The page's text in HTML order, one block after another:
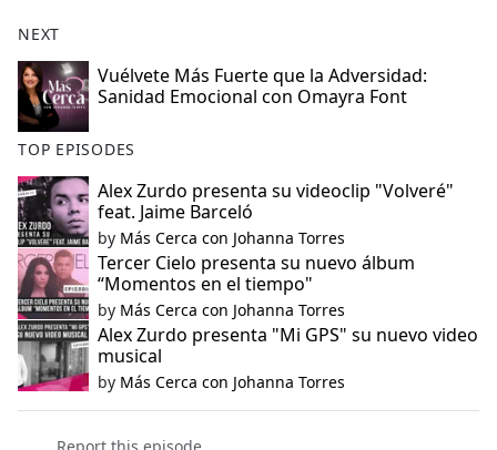
NEXT
Vuélvete Más Fuerte que la Adversidad:
Sanidad Emocional con Omayra Font
TOP EPISODES
Alex Zurdo presenta su videoclip "Volveré"
feat. Jaime Barceló
by Más Cerca con Johanna Torres
Tercer Cielo presenta su nuevo álbum
“Momentos en el tiempo"
by Más Cerca con Johanna Torres
Alex Zurdo presenta "Mi GPS" su nuevo video
musical
by Más Cerca con Johanna Torres